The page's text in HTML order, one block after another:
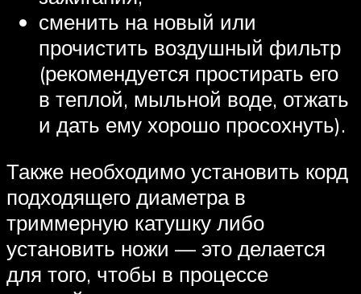
сменить на новый или
прочистить воздушный фильтр
(рекомендуется простирать его
в теплой, мыльной воде, отжать
и дать ему хорошо просохнуть).
Также необходимо установить корд
подходящего диаметра в
триммерную катушку либо
установить ножи — это делается
для того, чтобы в процессе